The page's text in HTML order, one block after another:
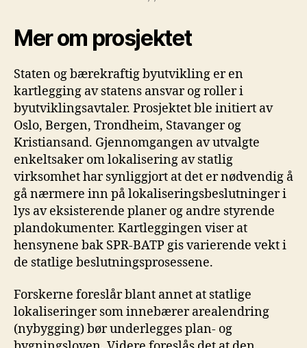
Mer om prosjektet
Staten og bærekraftig byutvikling er en
kartlegging av statens ansvar og roller i
byutviklingsavtaler. Prosjektet ble initiert av
Oslo, Bergen, Trondheim, Stavanger og
Kristiansand. Gjennomgangen av utvalgte
enkeltsaker om lokalisering av statlig
virksomhet har synliggjort at det er nødvendig å
gå nærmere inn på lokaliseringsbeslutninger i
lys av eksisterende planer og andre styrende
plandokumenter. Kartleggingen viser at
hensynene bak SPR-BATP gis varierende vekt i
de statlige beslutningsprosessene.
Forskerne foreslår blant annet at statlige
lokaliseringer som innebærer arealendring
(nybygging) bør underlegges plan- og